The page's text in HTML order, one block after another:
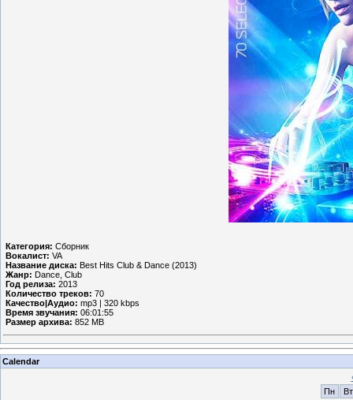
Категория: Сборник
Вокалист: VA
Название диска: Best Hits Club & Dance (2013)
Жанр: Dance, Club
Год релиза: 2013
Количество треков: 70
Качество|Аудио: mp3 | 320 kbps
Время звучания: 06:01:55
Размер архива: 852 MB
Calendar
Пн
Вт